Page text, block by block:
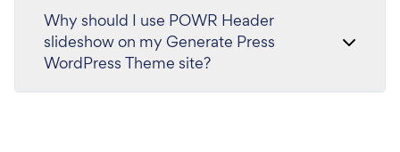
Why should I use POWR Header
slideshow on my Generate Press
WordPress Theme site?